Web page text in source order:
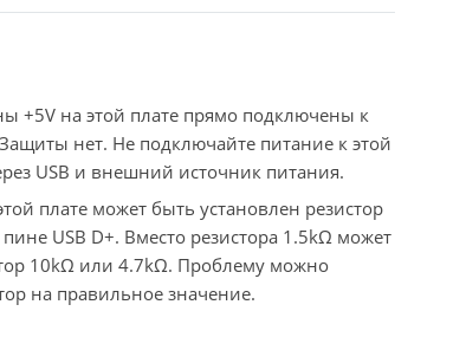
+5V на этой плате прямо подключены к
нет. Не подключайте питание к этой
USB и внешний источник питания.
плате может быть установлен резистор
USB D+. Вместо резистора 1.5kΩ может
10kΩ или 4.7kΩ. Проблему можно
на правильное значение.